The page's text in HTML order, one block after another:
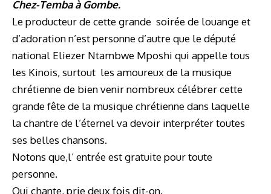
Chez-Temba à Gombe.
Le producteur de cette grande soirée de louange et
d’adoration n’est personne d’autre que le député
national Eliezer Ntambwe Mposhi qui appelle tous
les Kinois, surtout les amoureux de la musique
chrétienne de bien venir nombreux célébrer cette
grande fête de la musique chrétienne dans laquelle
la chantre de l’éternel va devoir interpréter toutes
ses belles chansons.
Notons que,l’ entrée est gratuite pour toute
personne.
Qui chante, prie deux fois dit-on.